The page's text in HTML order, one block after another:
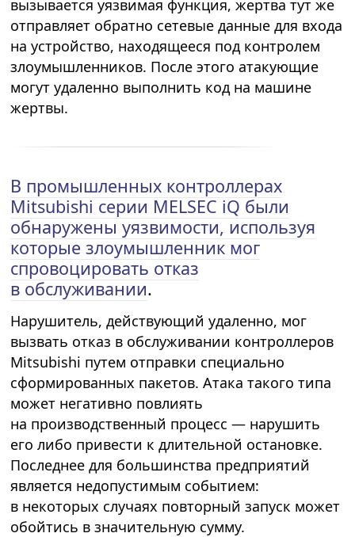
вызывается уязвимая функция, жертва тут же
отправляет обратно сетевые данные для входа
на устройство, находящееся под контролем
злоумышленников. После этого атакующие
могут удаленно выполнить код на машине
жертвы.
В промышленных контроллерах
Mitsubishi серии MELSEC iQ были
обнаружены уязвимости, используя
которые злоумышленник мог
спровоцировать отказ
в обслуживании.
Нарушитель, действующий удаленно, мог
вызвать отказ в обслуживании контроллеров
Mitsubishi путем отправки специально
сформированных пакетов. Атака такого типа
может негативно повлиять
на производственный процесс — нарушить
его либо привести к длительной остановке.
Последнее для большинства предприятий
является недопустимым событием:
в некоторых случаях повторный запуск может
обойтись в значительную сумму.